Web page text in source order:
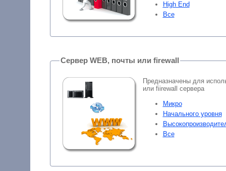
High End
Все
Сервер WEB, почты или firewall
Предназначены для
или fiirewall сервера
Микро
Начального уровня
Все